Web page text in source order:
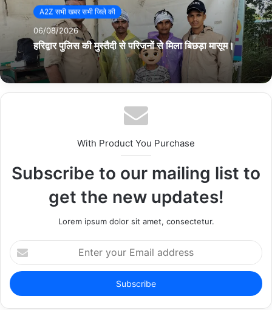
oplus_32
????? ???
????? ???: 353? (?????)
??? ???: -15.0??
A2Z सभी खबर सभी जिले की
06/08/2026
हरिद्वार पुलिस की मुस्तैदी से परिजनों से मिला बिछड़ा मासूम।
With Product You Purchase
Subscribe to our mailing list to
get the new updates!
Lorem ipsum dolor sit amet, consectetur.
E
n
e